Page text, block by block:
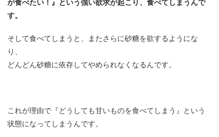
が食べたい！』という強い欲求が起こり、食べてしまうんで
す。
そして食べてしまうと、またさらに砂糖を欲するようにな
り、
どんどん砂糖に依存してやめられなくなるんです。
これが理由で『どうしても甘いものを食べてしまう』という
状態になってしまうんです。